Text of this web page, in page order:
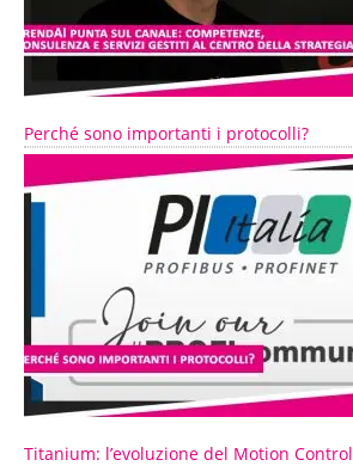
Perché sono importanti i protocolli?
Titanium: l’evoluzione del Motion Control